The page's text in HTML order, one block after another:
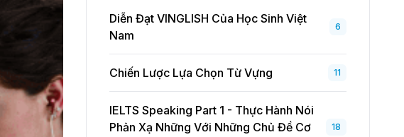
Diễn Đạt VINGLISH Của Học Sinh Việt
Nam
6
Chiến Lược Lựa Chọn Từ Vựng 11
IELTS Speaking Part 1 - Thực Hành Nói
Phản Xạ Những Với Những Chủ Đề Cơ
18